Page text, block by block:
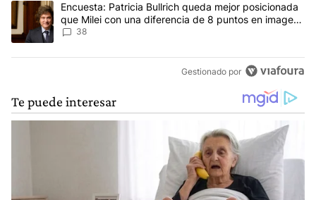
Un artículo de tendencia con el título "Encuesta: Patricia
Encuesta: Patricia Bullrich queda mejor posicionada
que Milei con una diferencia de 8 puntos en imagen
negativa
38
Gestionado por